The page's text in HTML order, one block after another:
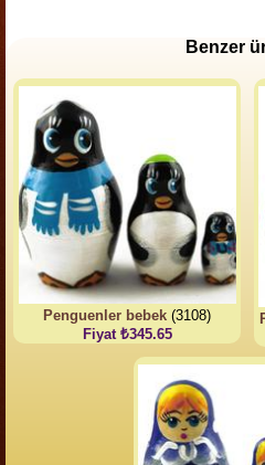
Benzer
Penguenler bebek (3108)
Fiyat ₺345.65